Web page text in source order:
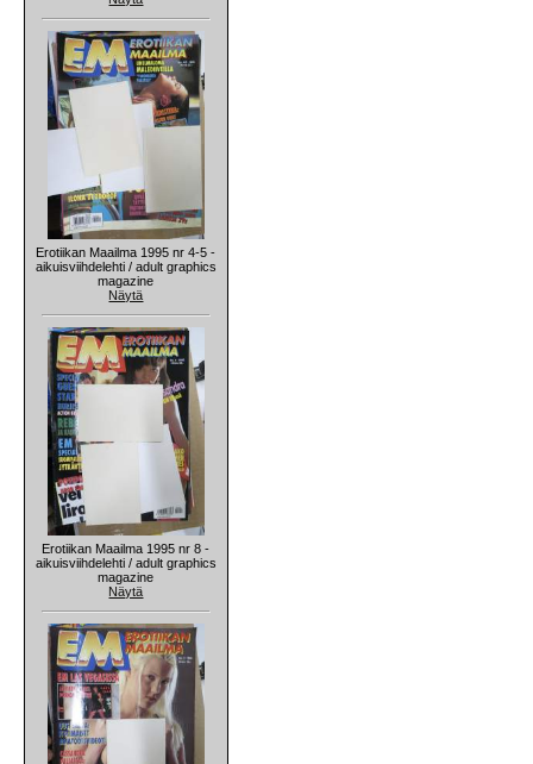
Erotiikan Maailma 1995 nr 4-5 -
aikuisviihdelehti / adult graphics
magazine
Näytä
Erotiikan Maailma 1995 nr 8 -
aikuisviihdelehti / adult graphics
magazine
Näytä